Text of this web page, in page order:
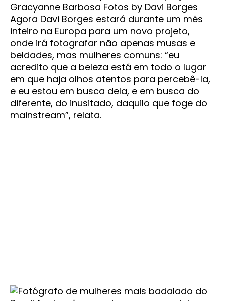
Gracyanne Barbosa Fotos by Davi Borges
Agora Davi Borges estará durante um mês
inteiro na Europa para um novo projeto,
onde irá fotografar não apenas musas e
beldades, mas mulheres comuns: “eu
acredito que a beleza está em todo o lugar
em que haja olhos atentos para percebê-la,
e eu estou em busca dela, e em busca do
diferente, do inusitado, daquilo que foge do
mainstream”, relata.